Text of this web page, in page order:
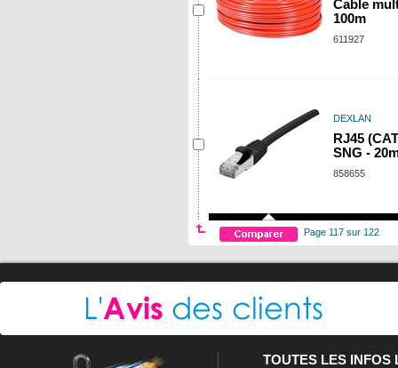
Cable
100m
611927
DEXLAN
RJ45
SNG -
858655
Page 117 sur 122
TOUTES LES INFOS